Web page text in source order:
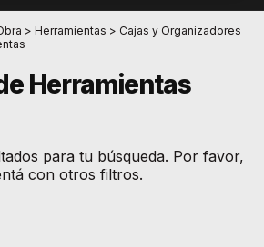
> Herramientas > Cajas y Organizadores
Herramientas
para tu búsqueda. Por favor,
con otros filtros.